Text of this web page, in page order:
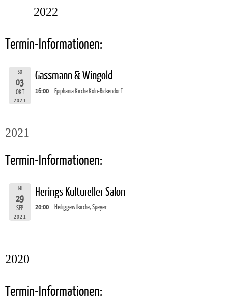
2022
Termin-Informationen:
SO
03
OKT
2021
Gassmann & Wingold
16:00 Epiphania Kirche Köln-Bickendorf
2021
Termin-Informationen:
MI
29
SEP
2021
Herings Kultureller Salon
20:00 Heiliggeistkirche, Speyer
2020
Termin-Informationen: